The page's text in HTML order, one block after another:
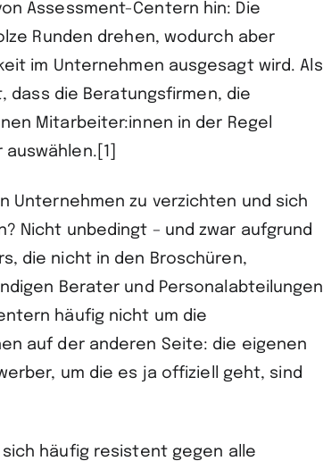
Assessment-Centern hin: Die
Runden drehen, wodurch aber
im Unternehmen ausgesagt wird. Als
dass die Beratungsfirmen, die
Mitarbeiter:innen in der Regel
Unternehmen zu verzichten und sich
Nicht unbedingt – und zwar aufgrund
die nicht in den Broschüren,
Berater und Personalabteilungen
häufig nicht um die
auf der anderen Seite: die eigenen
um die es ja offiziell geht, sind
häufig resistent gegen alle